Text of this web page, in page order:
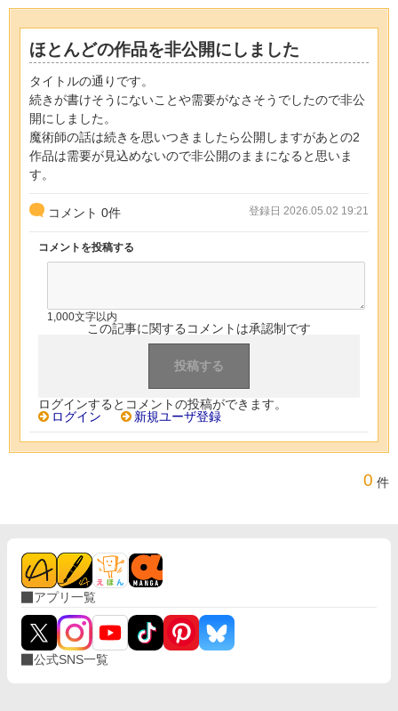
ほとんどの作品を非公開にしました
タイトルの通りです。
続きが書けそうにないことや需要がなさそうでしたので非公
開にしました。
魔術師の話は続きを思いつきましたら公開しますがあとの2
作品は需要が見込めないので非公開のままになると思いま
す。
コメント 0件 登録日 2026.05.02 19:21
コメントを投稿する
1,000文字以内
この記事に関するコメントは承認制です
ログインするとコメントの投稿ができます。
ログイン
新規ユーザ登録
0 件
アプリ一覧
公式SNS一覧